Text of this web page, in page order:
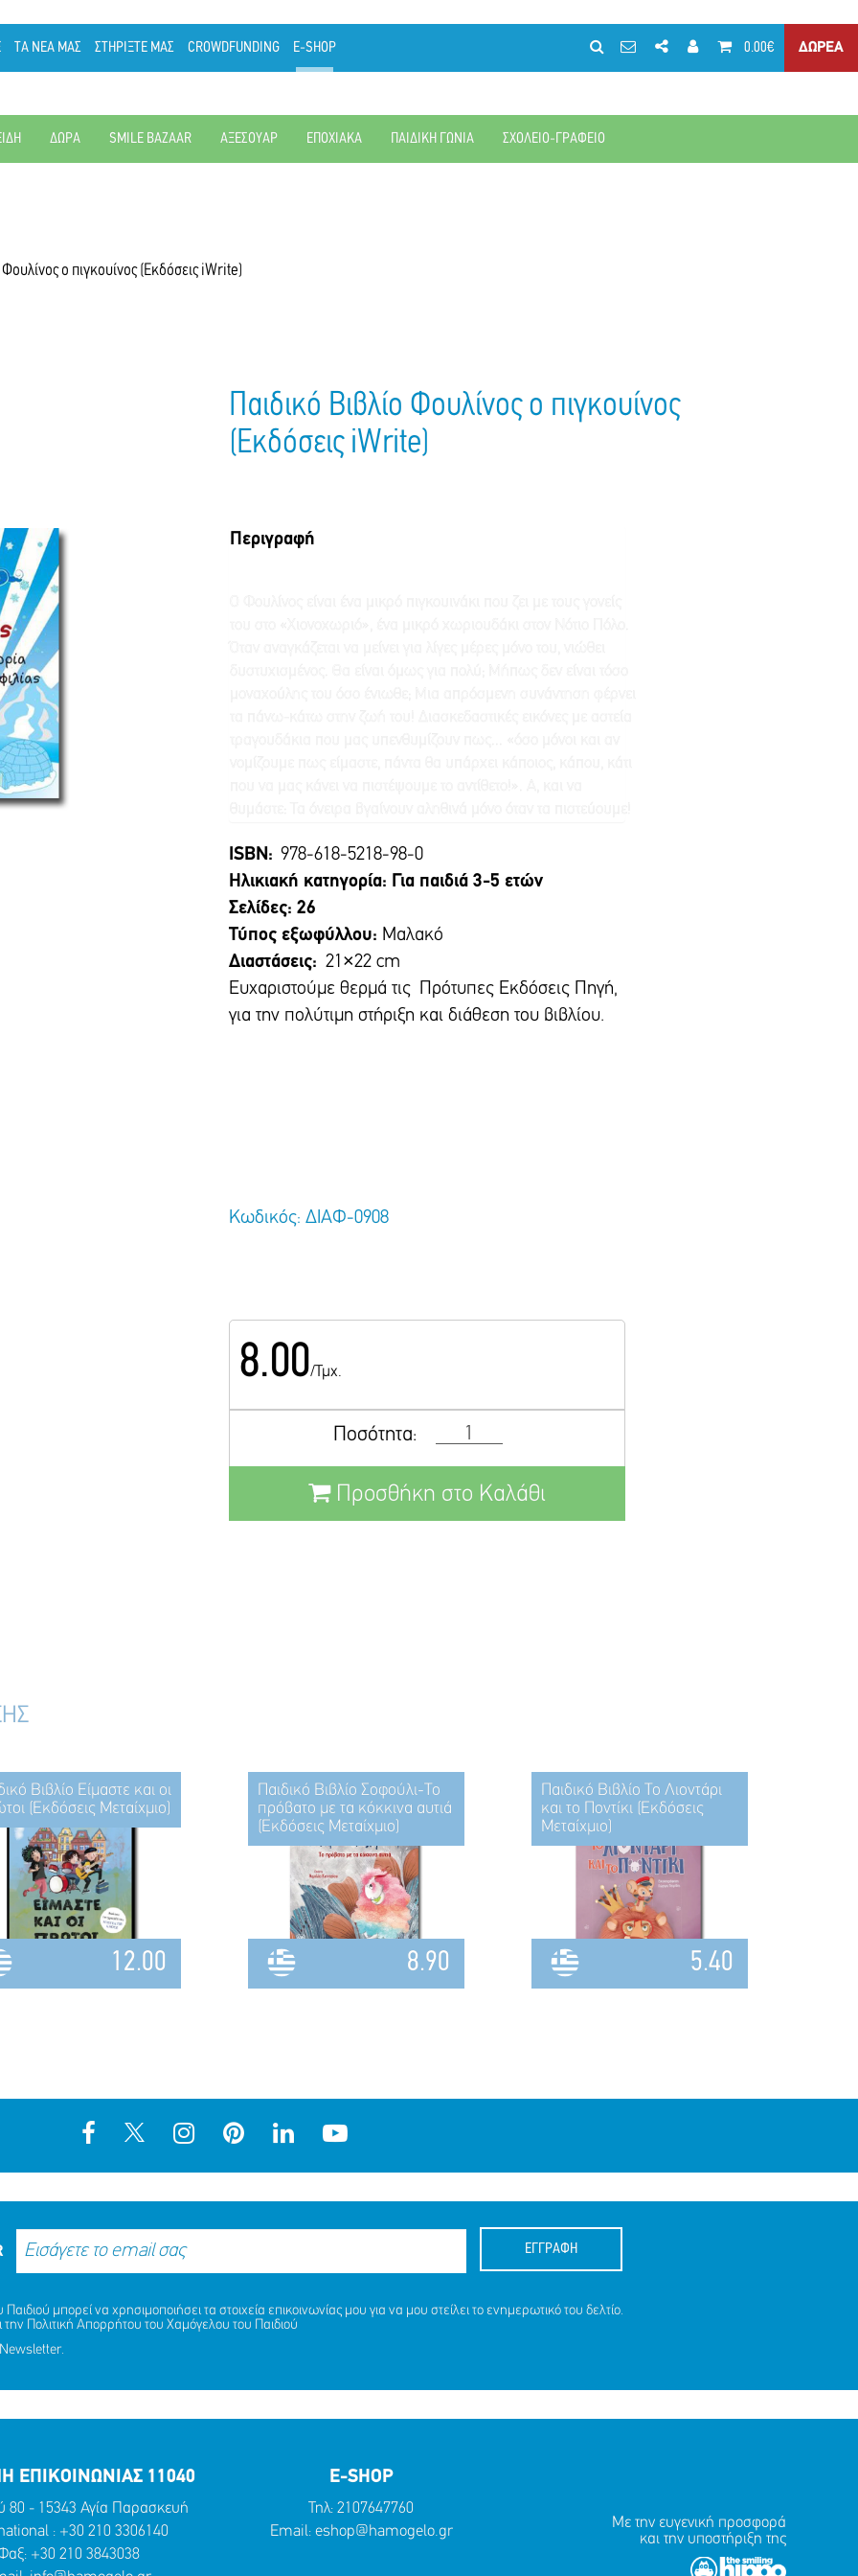
ΤΑ ΝΕΑ ΜΑΣ ΣΤΗΡΙΞΤΕ ΜΑΣ CROWDFUNDING E-SHOP 0.00€ ΔΩΡΕΑ
ΔΩΡΑ SMILE BAZAAR ΑΞΕΣΟΥΑΡ ΕΠΟΧΙΑΚΑ ΠΑΙΔΙΚΗ ΓΩΝΙΑ ΣΧΟΛΕΙΟ-ΓΡΑΦΕΙΟ
Φουλίνος ο πιγκουίνος (Εκδόσεις iWrite)
Παιδικό Βιβλίο Φουλίνος ο πιγκουίνος
(Εκδόσεις iWrite)
Περιγραφή
ISBN: 978-618-5218-98-0
Ηλικιακή κατηγορία: Για παιδιά 3-5 ετών
Σελίδες: 26
Τύπος εξωφύλλου: Μαλακό
Διαστάσεις: 21×22 cm
Ευχαριστούμε θερμά τις Πρότυπες Εκδόσεις Πηγή,
για την πολύτιμη στήριξη και διάθεση του βιβλίου.
Κωδικός: ΔΙΑΦ-0908
8.00/Τμχ.
Ποσότητα:
Προσθήκη στο Καλάθι
Βιβλίο Είμαστε και οι
(Εκδόσεις Μεταίχμιο)
12.00
Παιδικό Βιβλίο Σοφούλι-Το
πρόβατο με τα κόκκινα αυτιά
(Εκδόσεις Μεταίχμιο)
8.90
Παιδικό Βιβλίο Το Λιοντάρι
και το Ποντίκι (Εκδόσεις
Μεταίχμιο)
5.40
ΕΓΓΡΑΦΗ
μπορεί να χρησιμοποιήσει τα στοιχεία επικοινωνίας μου για να μου στείλει το ενημερωτικό του δελτίο.
την Πολιτική Απορρήτου του Χαμόγελου του Παιδιού
ΕΠΙΚΟΙΝΩΝΙΑΣ 11040
80 - 15343 Αγία Παρασκευή
: +30 210 3306140
+30 210 3843038
E-SHOP
Τηλ: 2107647760
Email: eshop@hamogelo.gr
Με την ευγενική προσφορά
και την υποστήριξη της